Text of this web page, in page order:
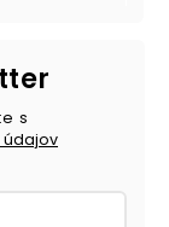
s
údajov